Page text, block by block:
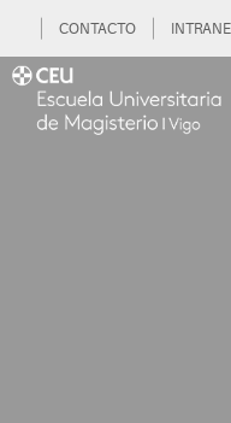
CONTACTO